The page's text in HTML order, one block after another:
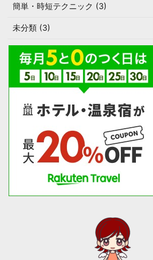
簡単・時短テクニック (3)
未分類 (3)